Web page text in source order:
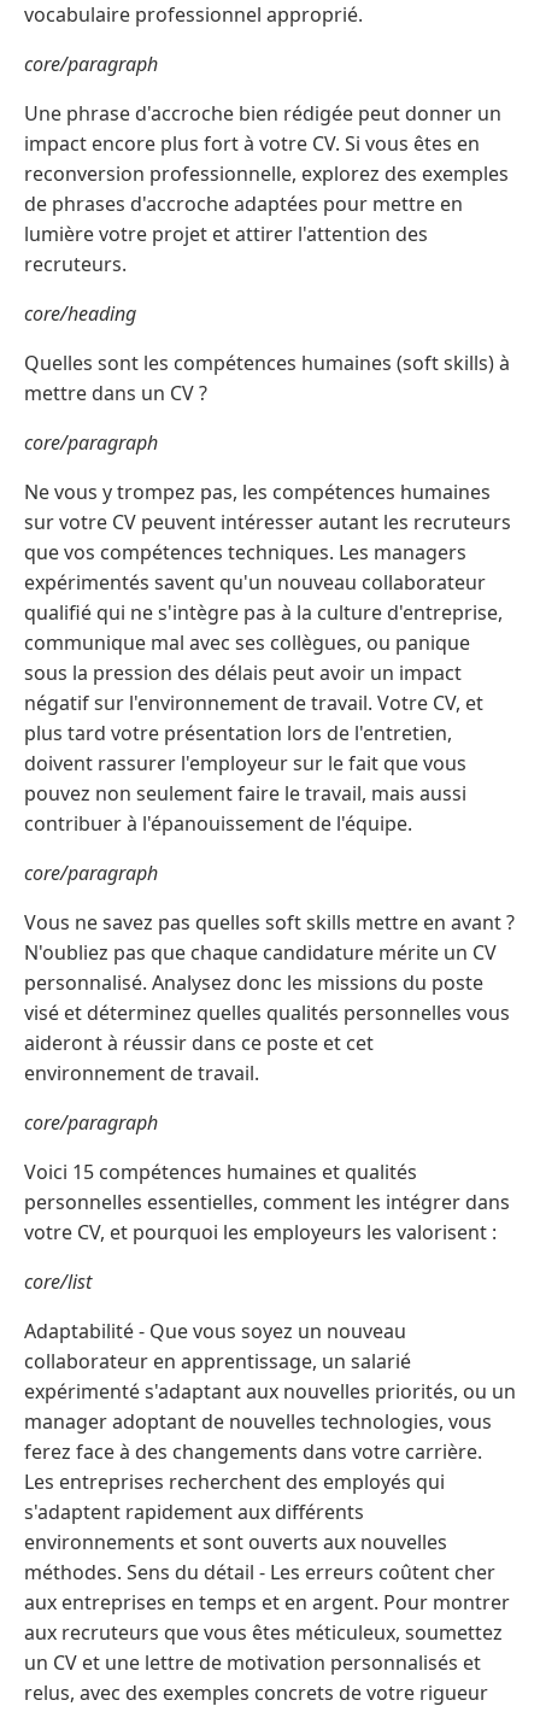
vocabulaire professionnel approprié.
core/paragraph
Une phrase d'accroche bien rédigée peut donner un
impact encore plus fort à votre CV. Si vous êtes en
reconversion professionnelle, explorez des exemples
de phrases d'accroche adaptées pour mettre en
lumière votre projet et attirer l'attention des
recruteurs.
core/heading
Quelles sont les compétences humaines (soft skills) à
mettre dans un CV ?
core/paragraph
Ne vous y trompez pas, les compétences humaines
sur votre CV peuvent intéresser autant les recruteurs
que vos compétences techniques. Les managers
expérimentés savent qu'un nouveau collaborateur
qualifié qui ne s'intègre pas à la culture d'entreprise,
communique mal avec ses collègues, ou panique
sous la pression des délais peut avoir un impact
négatif sur l'environnement de travail. Votre CV, et
plus tard votre présentation lors de l'entretien,
doivent rassurer l'employeur sur le fait que vous
pouvez non seulement faire le travail, mais aussi
contribuer à l'épanouissement de l'équipe.
core/paragraph
Vous ne savez pas quelles soft skills mettre en avant ?
N'oubliez pas que chaque candidature mérite un CV
personnalisé. Analysez donc les missions du poste
visé et déterminez quelles qualités personnelles vous
aideront à réussir dans ce poste et cet
environnement de travail.
core/paragraph
Voici 15 compétences humaines et qualités
personnelles essentielles, comment les intégrer dans
votre CV, et pourquoi les employeurs les valorisent :
core/list
Adaptabilité - Que vous soyez un nouveau
collaborateur en apprentissage, un salarié
expérimenté s'adaptant aux nouvelles priorités, ou un
manager adoptant de nouvelles technologies, vous
ferez face à des changements dans votre carrière.
Les entreprises recherchent des employés qui
s'adaptent rapidement aux différents
environnements et sont ouverts aux nouvelles
méthodes. Sens du détail - Les erreurs coûtent cher
aux entreprises en temps et en argent. Pour montrer
aux recruteurs que vous êtes méticuleux, soumettez
un CV et une lettre de motivation personnalisés et
relus, avec des exemples concrets de votre rigueur